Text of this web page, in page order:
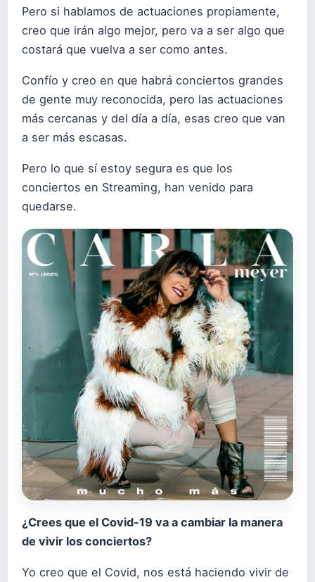
Pero si hablamos de actuaciones propiamente,
creo que irán algo mejor, pero va a ser algo que
costará que vuelva a ser como antes.
Confío y creo en que habrá conciertos grandes
de gente muy reconocida, pero las actuaciones
más cercanas y del día a día, esas creo que van
a ser más escasas.
Pero lo que sí estoy segura es que los
conciertos en Streaming, han venido para
quedarse.
¿Crees que el Covid-19 va a cambiar la manera
de vivir los conciertos?
Yo creo que el Covid, nos está haciendo vivir de